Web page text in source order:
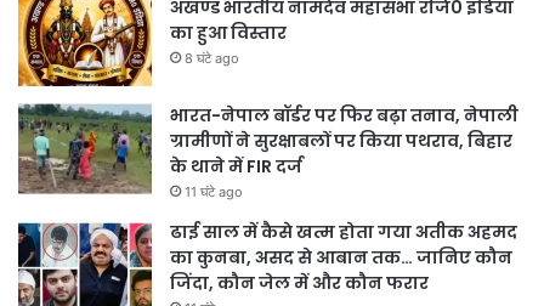
अखण्ड भारतीय नामदेव महासभा रजि0 इंडिया
का हुआ विस्तार
8 घंटे ago
भारत-नेपाल बॉर्डर पर फिर बढ़ा तनाव, नेपाली
ग्रामीणों ने सुरक्षाबलों पर किया पथराव, बिहार
के थाने में FIR दर्ज
11 घंटे ago
ढाई साल में कैसे खत्म होता गया अतीक अहमद
का कुनबा, असद से आबान तक… जानिए कौन
जिंदा, कौन जेल में और कौन फरार